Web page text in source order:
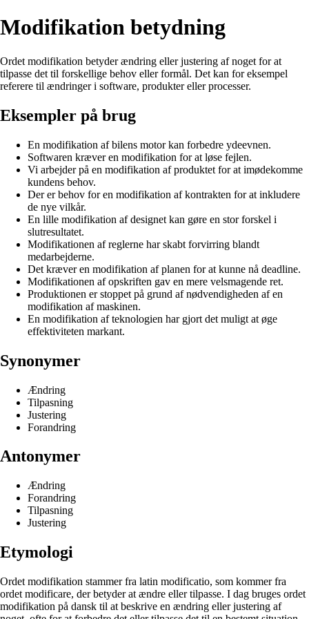
Modifikation betydning
Ordet modifikation betyder ændring eller justering af noget for at
tilpasse det til forskellige behov eller formål. Det kan for eksempel
referere til ændringer i software, produkter eller processer.
Eksempler på brug
En modifikation af bilens motor kan forbedre ydeevnen.
Softwaren kræver en modifikation for at løse fejlen.
Vi arbejder på en modifikation af produktet for at imødekomme
kundens behov.
Der er behov for en modifikation af kontrakten for at inkludere
de nye vilkår.
En lille modifikation af designet kan gøre en stor forskel i
slutresultatet.
Modifikationen af reglerne har skabt forvirring blandt
medarbejderne.
Det kræver en modifikation af planen for at kunne nå deadline.
Modifikationen af opskriften gav en mere velsmagende ret.
Produktionen er stoppet på grund af nødvendigheden af en
modifikation af maskinen.
En modifikation af teknologien har gjort det muligt at øge
effektiviteten markant.
Synonymer
Ændring
Tilpasning
Justering
Forandring
Antonymer
Ændring
Forandring
Tilpasning
Justering
Etymologi
Ordet modifikation stammer fra latin modificatio, som kommer fra
ordet modificare, der betyder at ændre eller tilpasse. I dag bruges ordet
modifikation på dansk til at beskrive en ændring eller justering af